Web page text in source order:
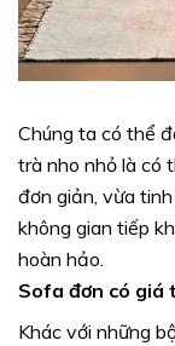
Chúng ta có thể
trà nho nhỏ là có
đơn giản, vừa
không gian tiếp
hoàn hảo.
Sofa đơn có giá
Khác với những